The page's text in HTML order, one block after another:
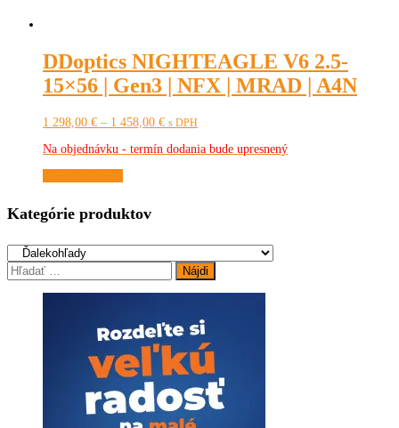
DDoptics NIGHTEAGLE V6 2.5-
15×56 | Gen3 | NFX | MRAD | A4N
1 298,00 € – 1 458,00 €Price
1
s DPH
Na objednávku - termín dodania bude upresnený
viacero
Možnosti
si
produktu.
Kategórie produktov
Hľadať: